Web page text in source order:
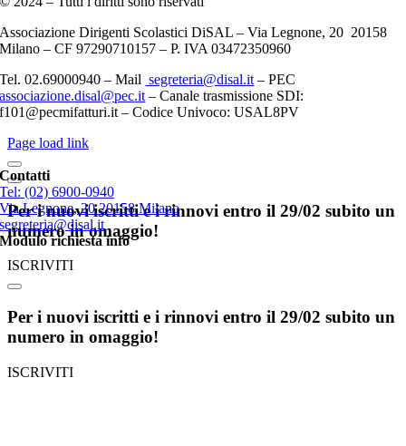
Associazione Dirigenti Scolastici DiSAL – Via Legnone, 20 20158
Milano –CF 97290710157 – P. IVA 03472350960
Tel. 02.69000940 – Mail segreteria@disal.it – PEC
associazione.disal@pec.it –Canale trasmissione SDI:
f101@pecmifatturi.it – Codice Univoco: USAL8PV
Page load link
Contatti
Tel: (02) 6900-0940
Via Legnone, 20 20158 Milano
segreteria@disal.it
Modulo richiesta info
Per i nuovi iscritti e i rinnovi entro il 29/02 subito un
numero in omaggio!
ISCRIVITI
Per i nuovi iscritti e i rinnovi entro il 29/02 subito un
numero in omaggio!
ISCRIVITI